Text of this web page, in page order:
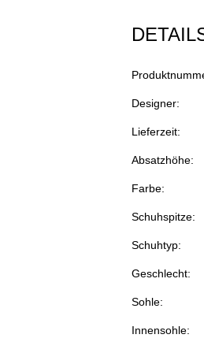
Designer:
Lieferzeit:
Absatzhöhe:
Farbe:
Schuhspitze:
Schuhtyp:
Geschlecht:
Sohle:
Innensohle: